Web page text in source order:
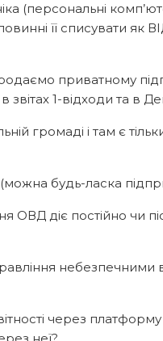
(персональні
її списувати як
приватному
1-відходи та в
громаді і там є
будь-ласка
діє постійно чи
через